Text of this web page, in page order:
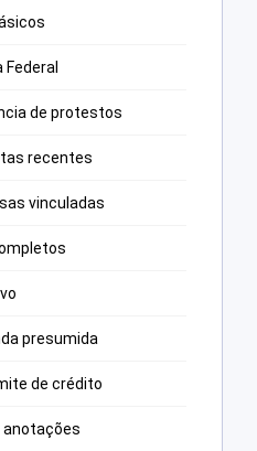
de protestos
recentes
vinculadas
presumida
de crédito
anotações